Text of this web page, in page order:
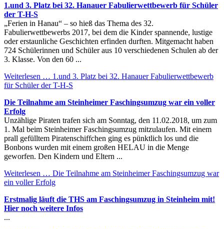
1.und 3. Platz bei 32. Hanauer Fabulierwettbewerb für Schüler
der T-H-S
„Ferien in Hanau“ – so hieß das Thema des 32.
Fabulierwettbewerbs 2017, bei dem die Kinder spannende, lustige
oder erstaunliche Geschichten erfinden durften. Mitgemacht haben
724 Schülerinnen und Schüler aus 10 verschiedenen Schulen ab der
3. Klasse. Von den 60 ...
Weiterlesen … 1.und 3. Platz bei 32. Hanauer Fabulierwettbewerb
für Schüler der T-H-S
Die Teilnahme am Steinheimer Faschingsumzug war ein voller
Erfolg
Unzählige Piraten trafen sich am Sonntag, den 11.02.2018, um zum
1. Mal beim Steinheimer Faschingsumzug mitzulaufen. Mit einem
prall gefülltem Piratenschiffchen ging es pünktlich los und die
Bonbons wurden mit einem großen HELAU in die Menge
geworfen. Den Kindern und Eltern ...
Weiterlesen … Die Teilnahme am Steinheimer Faschingsumzug war
ein voller Erfolg
Erstmalig läuft die THS am Faschingsumzug in Steinheim mit!
Hier noch weitere Infos
...